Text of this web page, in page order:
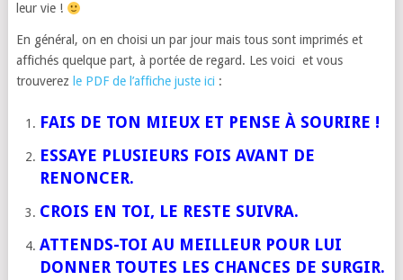
leur vie !
En général, on en choisi un par jour mais tous sont imprimés et
affichés quelque part, à portée de regard. Les voici et vous
trouverez le PDF de l’affiche juste ici :
FAIS DE TON MIEUX ET PENSE À SOURIRE !
ESSAYE PLUSIEURS FOIS AVANT DE
RENONCER.
CROIS EN TOI, LE RESTE SUIVRA.
ATTENDS-TOI AU MEILLEUR POUR LUI
DONNER TOUTES LES CHANCES DE SURGIR.